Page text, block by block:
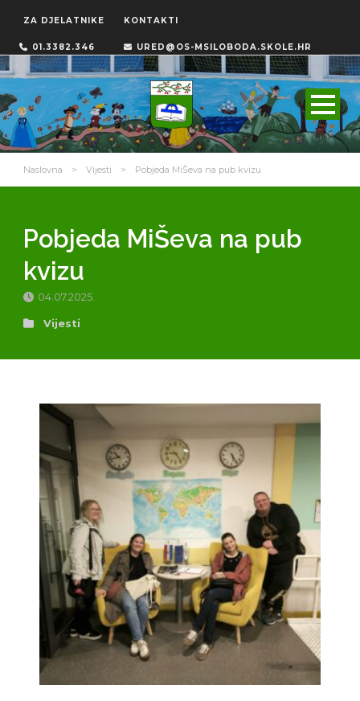
ZA DJELATNIKE KONTAKTI
01.3382.346 URED@OS-MSILOBODA.SKOLE.HR
Naslovna > Vijesti > Pobjeda MiŠeva na pub kvizu
Pobjeda MiŠeva na pub
kvizu
04.07.2025.
Vijesti